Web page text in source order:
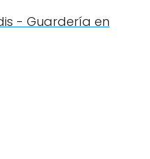
- Guardería en